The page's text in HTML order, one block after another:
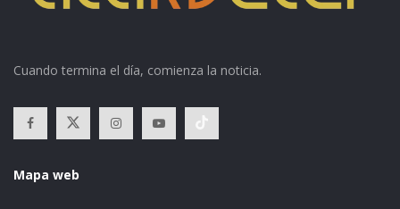
Cuando termina el día, comienza la noticia.
Mapa web